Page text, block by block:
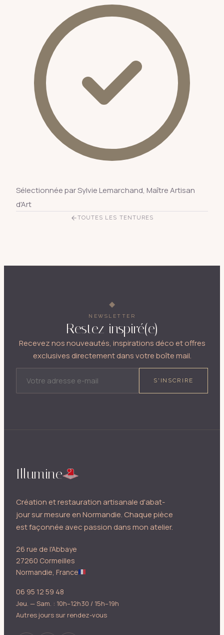
Sélectionnée par Sylvie Lemarchand, Maître Artisan
d'Art
TOUTES LES TENTURES
NEWSLETTER
Restez inspiré(e)
Recevez nos nouveautés, inspirations déco et offres
exclusives directement dans votre boîte mail.
S'INSCRIRE
Illumine
Création et restauration artisanale d'abat-
jour sur mesure en Normandie. Chaque pièce
est façonnée avec passion dans mon atelier.
26 rue de l'Abbaye
27260 Cormeilles
Normandie, France
06 95 12 59 48
Jeu. — Sam. : 10h–12h30 / 15h–19h
Autres jours sur rendez-vous